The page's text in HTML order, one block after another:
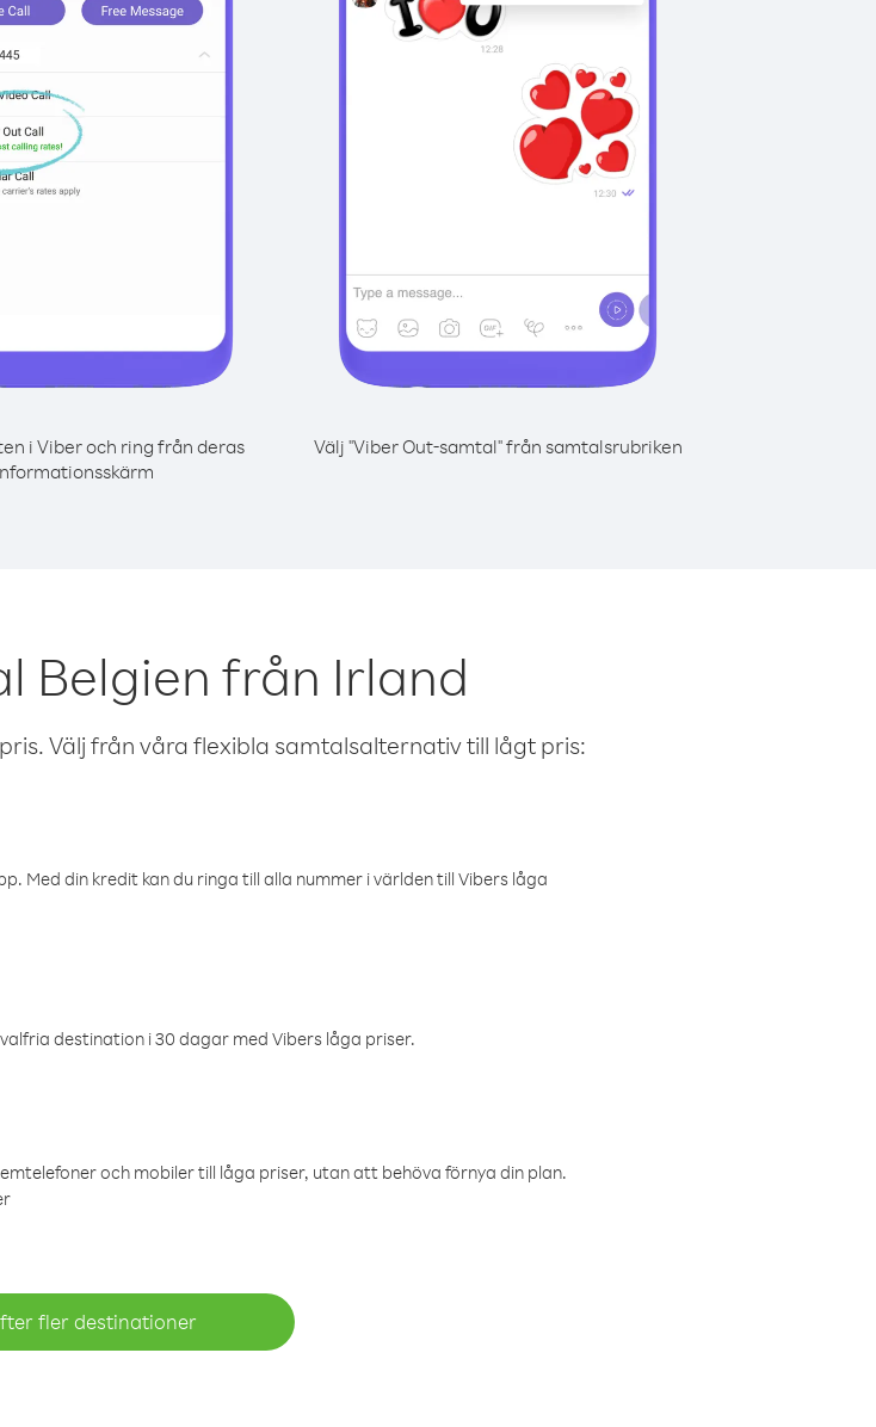
i Viber och ring från deras
Välj "Viber Out-samtal" från samtalsrubriken
Belgien från Irland
Välj från våra flexibla samtalsalternativ till lågt pris:
Med din kredit kan du ringa till alla nummer i världen till Vibers låga
destination i 30 dagar med Vibers låga priser.
och mobiler till låga priser, utan att behöva förnya din plan.
fler destinationer